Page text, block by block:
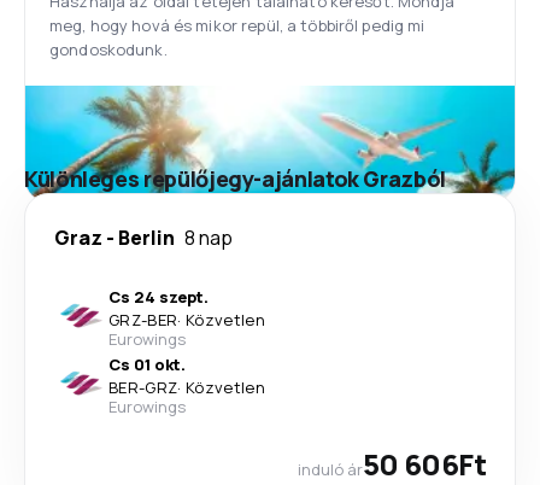
meg, hogy hová és mikor repül, a többiről pedig mi
gondoskodunk.
Különleges repülőjegy-ajánlatok Grazból
Graz - Berlin 8 nap
Cs 24 szept.
GRZ-BER· Közvetlen
Eurowings
Cs 01 okt.
BER-GRZ· Közvetlen
Eurowings
induló ár50 606Ft